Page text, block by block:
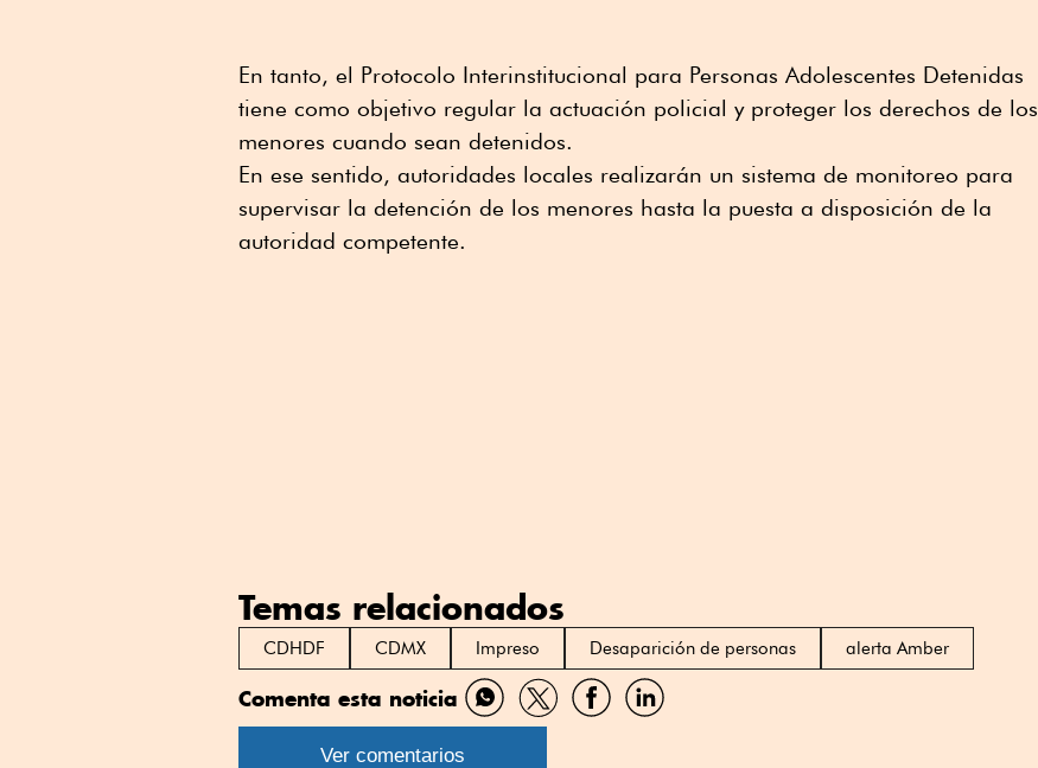
En tanto, el Protocolo Interinstitucional para Personas Adolescentes Detenidas
tiene como objetivo regular la actuación policial y proteger los derechos de los
menores cuando sean detenidos.
En ese sentido, autoridades locales realizarán un sistema de monitoreo para
supervisar la detención de los menores hasta la puesta a disposición de la
autoridad competente.
Temas relacionados
CDHDF CDMX Impreso Desaparición de personas alerta Amber
Comenta esta noticia
Compartir
por
Compartir
por
CompartirCompartir
Ver comentarios